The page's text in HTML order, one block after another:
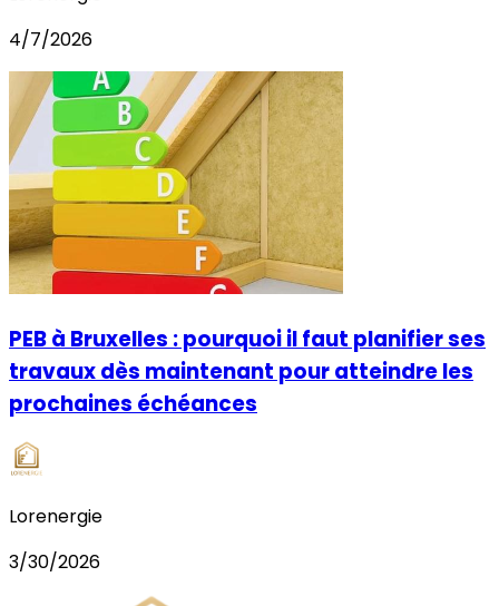
4/7/2026
PEB à Bruxelles : pourquoi il faut planifier ses
travaux dès maintenant pour atteindre les
prochaines échéances
Lorenergie
3/30/2026